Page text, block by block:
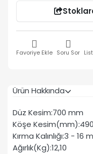
Favoriye Ekle Soru Sor
Ürün Hakkında
Düz Kesim:700 mm
Köşe
Kırma Kalınlığı:3 - 16
Ağırlık(Kg):12,10